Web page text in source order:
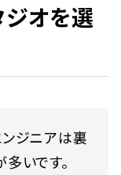
ジオを選
ジニアは裏
いです。